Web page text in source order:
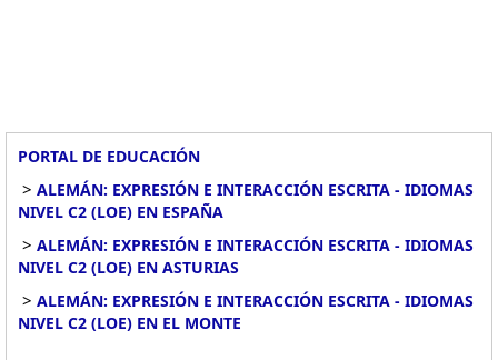
PORTAL DE EDUCACIÓN
> ALEMÁN: EXPRESIÓN E INTERACCIÓN ESCRITA - IDIOMAS
NIVEL C2 (LOE) EN ESPAÑA
> ALEMÁN: EXPRESIÓN E INTERACCIÓN ESCRITA - IDIOMAS
NIVEL C2 (LOE) EN ASTURIAS
> ALEMÁN: EXPRESIÓN E INTERACCIÓN ESCRITA - IDIOMAS
NIVEL C2 (LOE) EN EL MONTE